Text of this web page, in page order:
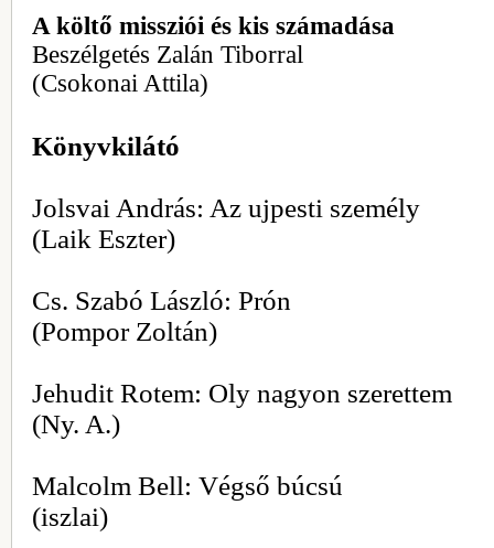
A költő missziói és kis számadása
Beszélgetés Zalán Tiborral
(Csokonai Attila)
Könyvkilátó
Jolsvai András: Az ujpesti személy
(Laik Eszter)
Cs. Szabó László: Prón
(Pompor Zoltán)
Jehudit Rotem: Oly nagyon szerettem
(Ny. A.)
Malcolm Bell: Végső búcsú
(iszlai)